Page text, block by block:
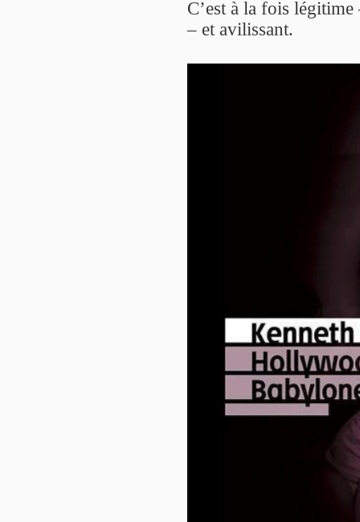
C’est à la fois
– et avilissant.